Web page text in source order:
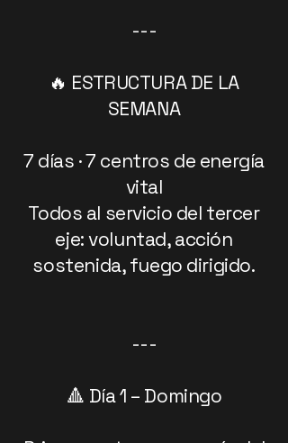
---
🔥 ESTRUCTURA DE LA
SEMANA
7 días · 7 centros de energía
vital
Todos al servicio del tercer
eje: voluntad, acción
sostenida, fuego dirigido.
---
🔺 Día 1 – Domingo